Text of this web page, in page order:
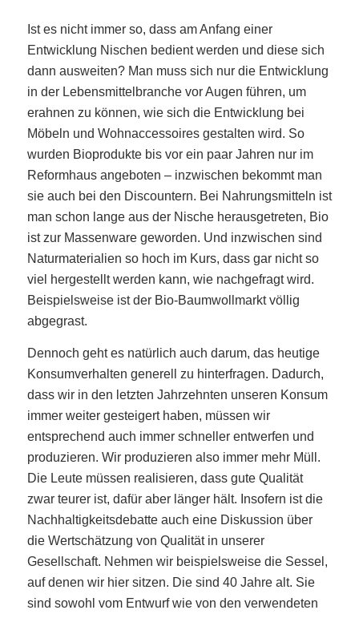
Ist es nicht immer so, dass am Anfang einer
Entwicklung Nischen bedient werden und diese sich
dann ausweiten? Man muss sich nur die Entwicklung
in der Lebensmittelbranche vor Augen führen, um
erahnen zu können, wie sich die Entwicklung bei
Möbeln und Wohnaccessoires gestalten wird. So
wurden Bioprodukte bis vor ein paar Jahren nur im
Reformhaus angeboten – inzwischen bekommt man
sie auch bei den Discountern. Bei Nahrungsmitteln ist
man schon lange aus der Nische herausgetreten, Bio
ist zur Massenware geworden. Und inzwischen sind
Naturmaterialien so hoch im Kurs, dass gar nicht so
viel hergestellt werden kann, wie nachgefragt wird.
Beispielsweise ist der Bio-Baumwollmarkt völlig
abgegrast.
Dennoch geht es natürlich auch darum, das heutige
Konsumverhalten generell zu hinterfragen. Dadurch,
dass wir in den letzten Jahrzehnten unseren Konsum
immer weiter gesteigert haben, müssen wir
entsprechend auch immer schneller entwerfen und
produzieren. Wir produzieren also immer mehr Müll.
Die Leute müssen realisieren, dass gute Qualität
zwar teurer ist, dafür aber länger hält. Insofern ist die
Nachhaltigkeitsdebatte auch eine Diskussion über
die Wertschätzung von Qualität in unserer
Gesellschaft. Nehmen wir beispielsweise die Sessel,
auf denen wir hier sitzen. Die sind 40 Jahre alt. Sie
sind sowohl vom Entwurf wie von den verwendeten